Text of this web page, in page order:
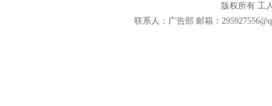
版权所有 工
联系人：广告部 邮箱：